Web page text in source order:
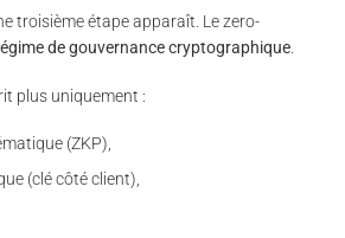
troisième étape apparaît. Le zero-
de gouvernance cryptographique.
plus uniquement :
(ZKP),
(clé côté client),